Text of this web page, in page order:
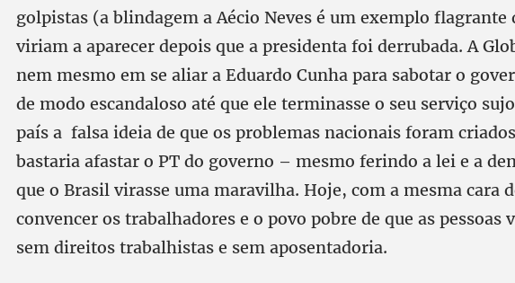
golpistas (a blindagem a Aécio Neves é um exemplo flagrante
viriam a aparecer depois que a presidenta foi derrubada. A
nem mesmo em se aliar a Eduardo Cunha para sabotar o
de modo escandaloso até que ele terminasse o seu serviço
país a falsa ideia de que os problemas nacionais foram
bastaria afastar o PT do governo – mesmo ferindo a lei e a
que o Brasil virasse uma maravilha. Hoje, com a mesma cara
convencer os trabalhadores e o povo pobre de que as pessoas
sem direitos trabalhistas e sem aposentadoria.